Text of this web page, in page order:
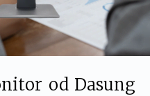
od Dasung